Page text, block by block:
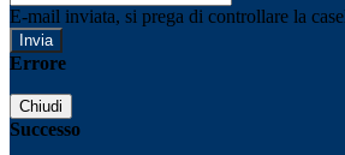
E-mail inviata, si prega di controllare la
Errore
Chiudi
Successo